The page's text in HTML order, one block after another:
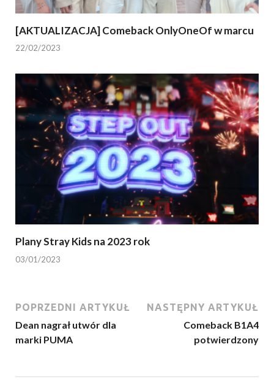
[AKTUALIZACJA] Comeback OnlyOneOf w marcu
22/02/2023
Plany Stray Kids na 2023 rok
03/01/2023
POPRZEDNI ARTYKUŁ
Dean nagrał utwór dla
marki PUMA
NASTĘPNY ARTYKUŁ
Comeback B1A4
potwierdzony